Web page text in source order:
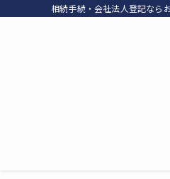
相続手続・会社法人登記なら